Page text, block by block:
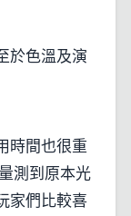
於色溫及演
時間也很重
測到原本光
家們比較喜